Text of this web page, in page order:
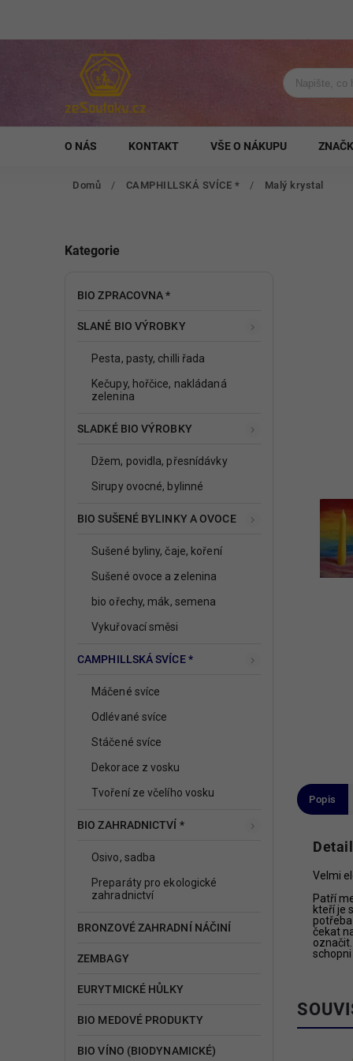
O NÁS KONTAKT VŠE O NÁKUPU
Domů / CAMPHILLSKÁ SVÍCE * / Malý krystal
Kategorie
BIO ZPRACOVNA *
SLANÉ BIO VÝROBKY
Pesta, pasty, chilli řada
Kečupy, hořčice, nakládaná
zelenina
SLADKÉ BIO VÝROBKY
Džem, povidla, přesnídávky
Sirupy ovocné, bylinné
BIO SUŠENÉ BYLINKY A OVOCE
Sušené byliny, čaje, koření
Sušené ovoce a zelenina
bio ořechy, mák, semena
Vykuřovací směsi
CAMPHILLSKÁ SVÍCE *
Máčené svíce
Odlévané svíce
Stáčené svíce
Dekorace z vosku
Tvoření ze včelího vosku
BIO ZAHRADNICTVÍ *
Osivo, sadba
Preparáty pro ekologické
zahradnictví
BRONZOVÉ ZAHRADNÍ NÁČINÍ
ZEMBAGY
EURYTMICKÉ HŮLKY
BIO MEDOVÉ PRODUKTY
BIO VÍNO (BIODYNAMICKÉ)
Popis
Velmi
Patří
kteří je
čekat